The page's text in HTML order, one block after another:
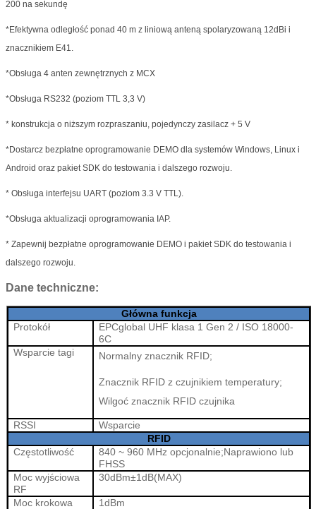
200 na sekundę
*Efektywna odległość ponad 40 m z liniową anteną spolaryzowaną 12dBi i
znacznikiem E41.
*Obsługa 4 anten zewnętrznych z MCX
*Obsługa RS232 (poziom TTL 3,3 V)
* konstrukcja o niższym rozpraszaniu, pojedynczy zasilacz + 5 V
*Dostarcz bezpłatne oprogramowanie DEMO dla systemów Windows, Linux i
Android oraz pakiet SDK do testowania i dalszego rozwoju.
* Obsługa interfejsu UART (poziom 3.3 V TTL).
*Obsługa aktualizacji oprogramowania IAP.
* Zapewnij bezpłatne oprogramowanie DEMO i pakiet SDK do testowania i
dalszego rozwoju.
Dane techniczne:
Główna funkcja
Protokół
EPCglobal UHF klasa 1 Gen 2 / ISO 18000-
6C
Wsparcie tagi
Normalny znacznik RFID;
Znacznik RFID z czujnikiem temperatury;
Wilgoć znacznik RFID czujnika
RSSI
Wsparcie
RFID
Częstotliwość
840 ~ 960 MHz opcjonalnie;Naprawiono lub
FHSS
Moc wyjściowa
RF
30dBm±1dB(MAX)
Moc krokowa
1dBm